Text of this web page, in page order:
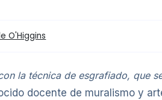
O'Higgins
la técnica de esgrafiado, que
docente de muralismo y